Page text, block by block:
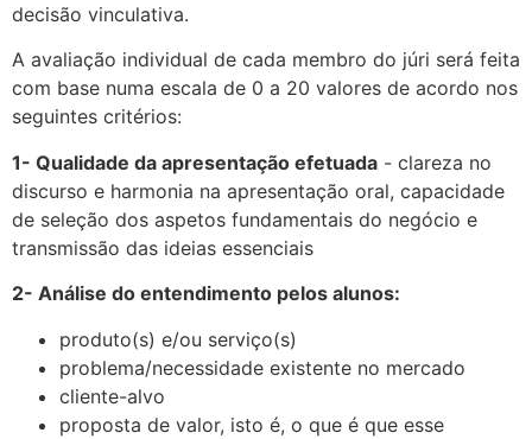
decisão vinculativa.
A avaliação individual de cada membro do júri será feita
com base numa escala de 0 a 20 valores de acordo nos
seguintes critérios:
1- Qualidade da apresentação efetuada - clareza no
discurso e harmonia na apresentação oral, capacidade
de seleção dos aspetos fundamentais do negócio e
transmissão das ideias essenciais
2- Análise do entendimento pelos alunos:
produto(s) e/ou serviço(s)
problema/necessidade existente no mercado
cliente-alvo
proposta de valor, isto é, o que é que esse